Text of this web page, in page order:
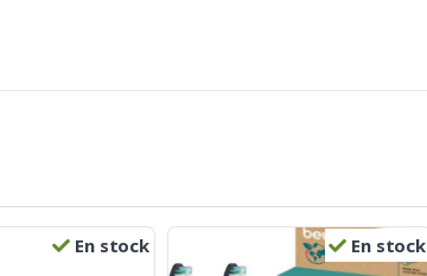
En stock En stock